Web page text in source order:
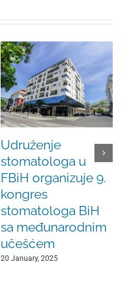
Udruženje
stomatologa u
FBiH organizuje 9.
kongres
stomatologa BiH
sa međunarodnim
učešćem
20 January, 2025